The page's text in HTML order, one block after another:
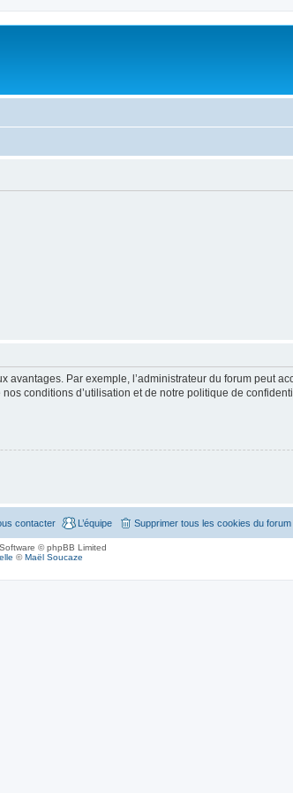
avantages. Par exemple, l’administrateur du forum peut
conditions d’utilisation et de notre politique de
Supprimer tous les cookies du forum
L’équipe
contacter
© phpBB Limited
©Maël Soucaze